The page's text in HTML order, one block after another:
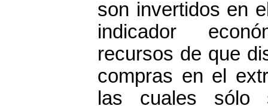
son invertidos en
indicador
recursos de que
compras en el
las cuales sólo